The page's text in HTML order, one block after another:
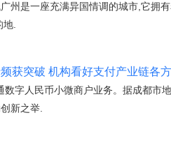
州是一座充满异国情调的城市,它拥
.
获突破 机构看好支付产业链各
字人民币小微商户业务。据成都市
新之举.